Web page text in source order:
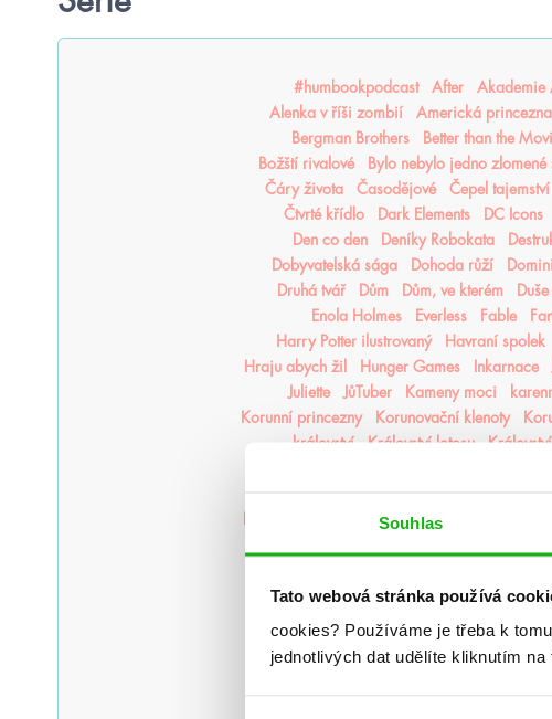
Souhlas
Tato webová stránka používá
cookies? Používáme je třeba k
jednotlivých dat udělíte kliknutím na
#humbookpodcast After Akademie
Alenka v říši zombií
Americká princezna
Bergman Brothers
Better than the
Božští rivalové
Bylo nebylo jedno zlomené
Čáry života
Časodějové Čepel tajemství
Čtvrté křídlo
Dark Elements DC Icons
Den co den
Deníky Robokata
Dobyvatelská sága
Dohoda růží
Druhá tvář
Dům Dům, ve kterém
Enola Holmes
Everless Fable
Harry Potter ilustrovaný
Havraní spolek
Hraju abych žil
Hunger Games Inkarnace
Juliette
JůTuber Kameny moci
Korunní princezny
Korunovační klenoty
království
Království lotosu
Léto Léto, kdy jsem
Moře inkoustu a zlata
Moře nálezů
Na kočičí svědomí
Národní opruzení